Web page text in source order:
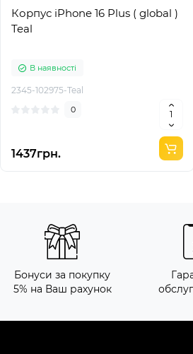
Корпус iPhone 16 Plus ( global )
Teal
В наявності
2345-102975-Teal
0
1437грн.
Бонуси за покупку
5% на Ваш рахунок